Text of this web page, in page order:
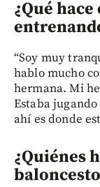
¿Qué
“Soy muy
hablo mucho
hermana. Mi
Estaba
ahí es donde
¿Quiénes